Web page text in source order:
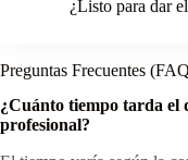
¿Listo para dar
Preguntas Frecuentes
¿Cuánto tiempo tarda el
profesional?